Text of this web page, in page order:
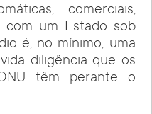
comerciais,
com um Estado sob
é, no mínimo, uma
diligência que os
têm perante o